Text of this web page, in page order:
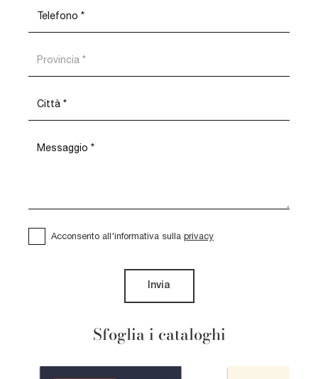
Sfoglia i cataloghi
Acconsento all'informativa sulla privacy
Invia